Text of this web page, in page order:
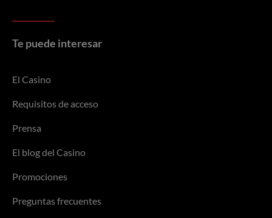
Te puede interesar
El Casino
Requisitos de acceso
Prensa
El blog del Casino
Promociones
Preguntas frecuentes